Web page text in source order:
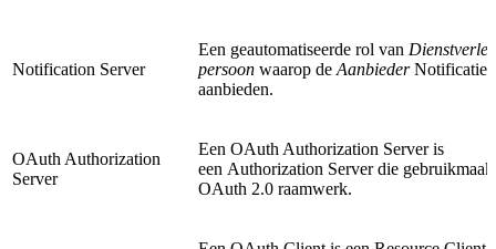
Notification Server
Een geautomatiseerde rol van
persoon waarop de AanbiederNotificaties
aanbieden.
OAuth Authorization
Server
Een OAuth Authorization Server is
een Authorization Server die
OAuth 2.0 raamwerk.